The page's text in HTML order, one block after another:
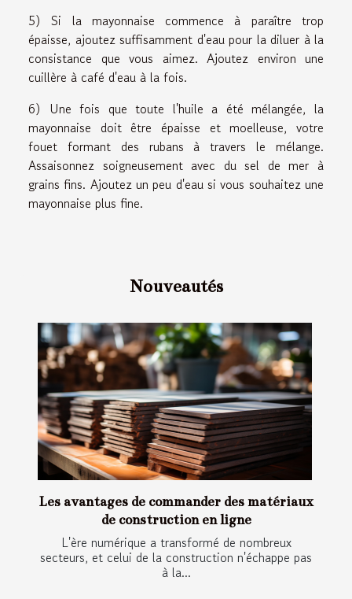
5) Si la mayonnaise commence à paraître trop
épaisse, ajoutez suffisamment d'eau pour la diluer à la
consistance que vous aimez. Ajoutez environ une
cuillère à café d'eau à la fois.
6) Une fois que toute l'huile a été mélangée, la
mayonnaise doit être épaisse et moelleuse, votre
fouet formant des rubans à travers le mélange.
Assaisonnez soigneusement avec du sel de mer à
grains fins. Ajoutez un peu d'eau si vous souhaitez une
mayonnaise plus fine.
Nouveautés
Les avantages de commander des matériaux
de construction en ligne
L'ère numérique a transformé de nombreux
secteurs, et celui de la construction n'échappe pas
à la...